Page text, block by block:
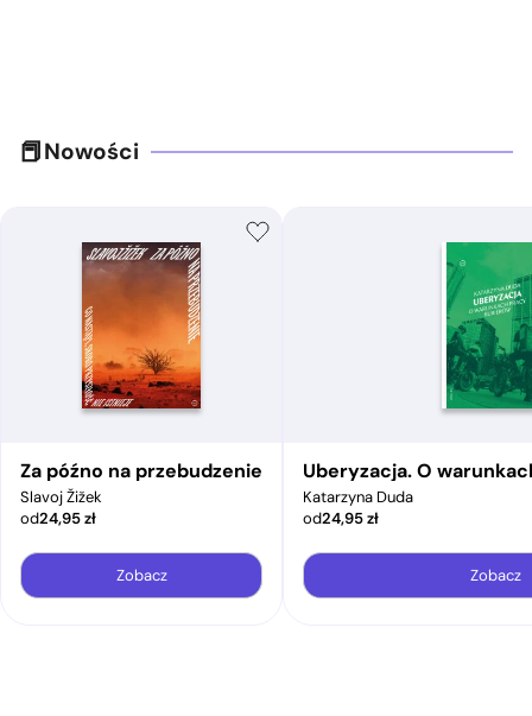
Nowości
Za późno na przebudzenie
Slavoj Žižek
od24,95zł
Zobacz
Uberyzacja. O
Katarzyna Duda
od24,95zł
Zobacz